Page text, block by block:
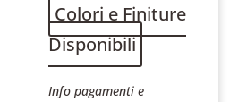
Colori e Finiture
Disponibili
Info pagamenti e